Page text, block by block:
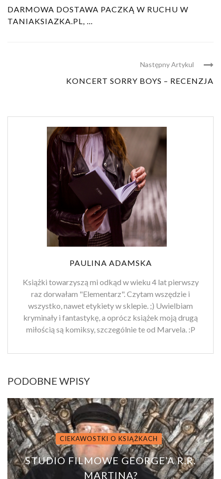
DARMOWA DOSTAWA PACZKĄ W RUCHU W
TANIAKSIAZKA.PL, ...
Następny Artykul
KONCERT SORRY BOYS – RECENZJA
PAULINA ADAMSKA
Książki towarzyszą mi odkąd w wieku 4 lat pierwszy
raz dorwałam "Elementarz". Czytam wszędzie i
wszystko, nawet etykiety w sklepie. ;) Uwielbiam
kryminały i fantastykę, a oprócz książek moją drugą
miłością są komiksy, szczególnie te od Marvela. :P
PODOBNE WPISY
CIEKAWOSTKI O KSIĄŻKACH
STUDIO FILMOWE GEORGE’A R.R.
MARTINA?